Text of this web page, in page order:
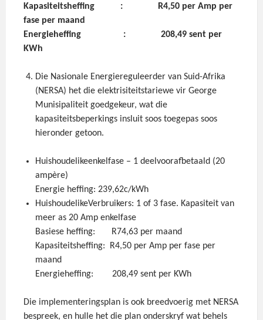
Kapasiteitsheffing : R4,50 per Amp per
fase per maand
Energieheffing : 208,49 sent per
KWh
Die Nasionale Energiereguleerder van Suid-Afrika
(NERSA) het die elektrisiteitstariewe vir George
Munisipaliteit goedgekeur, wat die
kapasiteitsbeperkings insluit soos toegepas soos
hieronder getoon.
Huishoudelikeenkelfase – 1 deelvoorafbetaald (20
ampère)
Energie heffing: 239,62c/kWh
HuishoudelikeVerbruikers: 1 of 3 fase. Kapasiteit van
meer as 20 Amp enkelfase
Basiese heffing: R74,63 per maand
Kapasiteitsheffing: R4,50 per Amp per fase per
maand
Energieheffing: 208,49 sent per KWh
Die implementeringsplan is ook breedvoerig met NERSA
bespreek, en hulle het die plan onderskryf wat behels